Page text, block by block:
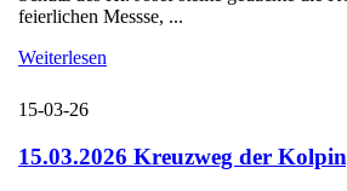
feierlichen Messse, ...
Weiterlesen
15-03-26
15.03.2026 Kreuzweg der